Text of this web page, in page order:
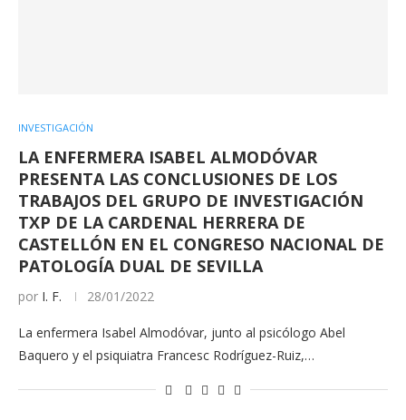
INVESTIGACIÓN
LA ENFERMERA ISABEL ALMODÓVAR
PRESENTA LAS CONCLUSIONES DE LOS
TRABAJOS DEL GRUPO DE INVESTIGACIÓN
TXP DE LA CARDENAL HERRERA DE
CASTELLÓN EN EL CONGRESO NACIONAL DE
PATOLOGÍA DUAL DE SEVILLA
por I. F. 28/01/2022
La enfermera Isabel Almodóvar, junto al psicólogo Abel
Baquero y el psiquiatra Francesc Rodríguez-Ruiz,…